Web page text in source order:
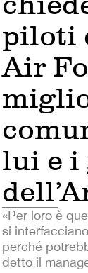
piloti
Air
lui e i
«Per loro è
si
perché
detto il